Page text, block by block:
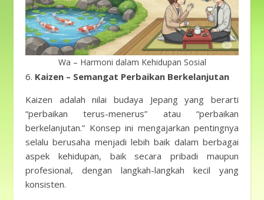
Wa – Harmoni dalam Kehidupan Sosial
6. Kaizen – Semangat Perbaikan Berkelanjutan
Kaizen adalah nilai budaya Jepang yang berarti
“perbaikan terus-menerus” atau “perbaikan
berkelanjutan.” Konsep ini mengajarkan pentingnya
selalu berusaha menjadi lebih baik dalam berbagai
aspek kehidupan, baik secara pribadi maupun
profesional, dengan langkah-langkah kecil yang
konsisten.